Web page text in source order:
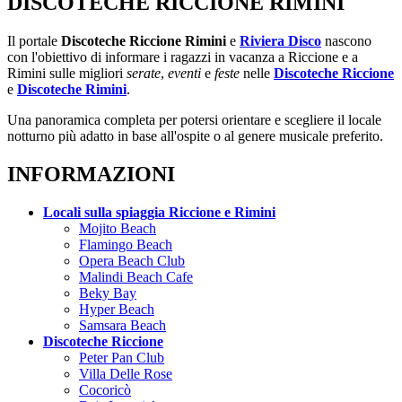
Il portale Discoteche Riccione Rimini e Riviera Disco nascono
con l'obiettivo di informare i ragazzi in vacanza a Riccione e a
Rimini sulle migliori serate, eventi e feste nelle Discoteche Riccione
e Discoteche Rimini.
Una panoramica completa per potersi orientare e scegliere il locale
notturno più adatto in base all'ospite o al genere musicale preferito.
INFORMAZIONI
Locali sulla spiaggia Riccione e Rimini
Mojito Beach
Flamingo Beach
Opera Beach Club
Malindi Beach Cafe
Beky Bay
Hyper Beach
Samsara Beach
Discoteche Riccione
Peter Pan Club
Villa Delle Rose
Cocoricò